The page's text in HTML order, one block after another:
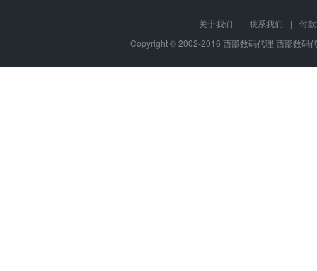
关于我们 | 联系我们 |
付
Copyright © 2002-2016 西部数码代理|西部数